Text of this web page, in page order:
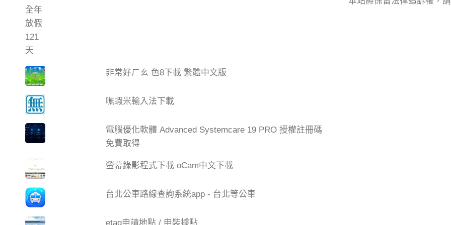
非常好ㄏㄠ 色8下載 繁體中文版
嘸蝦米輸入法下載
電腦優化軟體 Advanced Systemcare 19 PRO 授權註冊碼
免費取得
螢幕錄影程式下載 oCam中文下載
台北公車路線查詢系統app - 台北等公車
etag申請地點 / 申裝據點